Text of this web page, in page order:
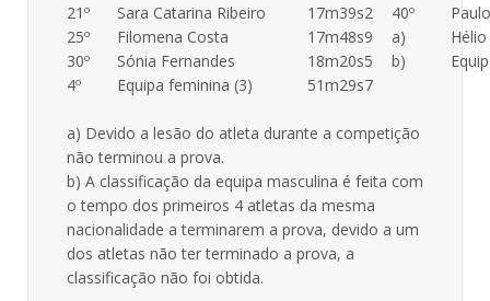
21º
Sara Catarina Ribeiro 17m39s2 40º
25º
Filomena Costa 17m48s9 a)
30º
Sónia Fernandes 18m20s5 b)
4º
Equipa feminina (3) 51m29s7
a) Devido a lesão do atleta durante a competição
não terminou a prova.
b) A classificação da equipa masculina é feita com
o tempo dos primeiros 4 atletas da mesma
nacionalidade a terminarem a prova, devido a um
dos atletas não ter terminado a prova, a
classificação não foi obtida.